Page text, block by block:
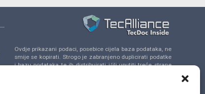
Ovdje prikazani podaci, posebice cijela baza podataka, ne
smije se kopirati. Strogo je zabranjeno duplicirati podatke
i bazu podataka te ih distribuirati i/ili uputiti treće strane